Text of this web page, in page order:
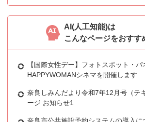
AI(人工知能)は
こんなページをおすす
【国際女性デー】フォトスポット・パ
HAPPYWOMANシネマを開催します
奈良しみんだより令和7年12月号（テ
ージ お知らせ1
奈良市公共施設予約システムの導入に